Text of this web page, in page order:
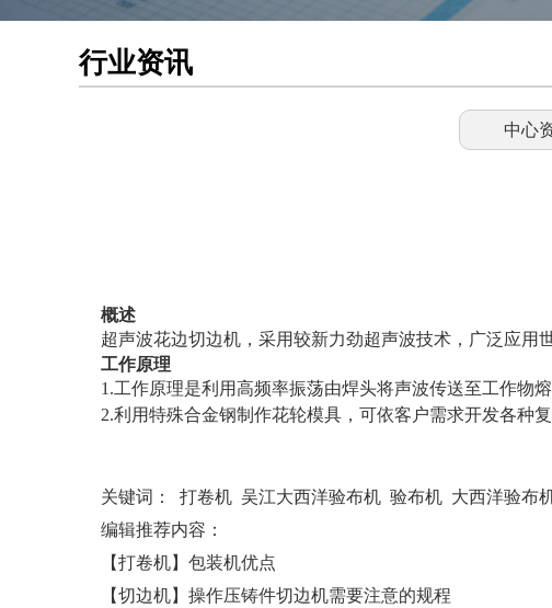
行业资讯
中心
概述
超声波花边切边机，采用较新力劲超声波技术，广泛应用
工作原理
1.工作原理是利用高频率振荡由焊头将声波传送至工作物
2.利用特殊合金钢制作花轮模具，可依客户需求开发各种
关键词： 打卷机 吴江大西洋验布机 验布机 大西洋验布
编辑推荐内容：
【打卷机】包装机优点
【切边机】操作压铸件切边机需要注意的规程